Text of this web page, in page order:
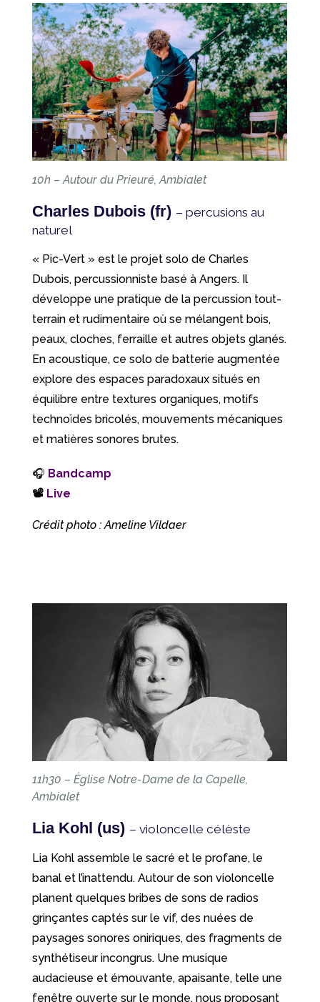
10h – Autour du Prieuré, Ambialet
Charles Dubois (fr) – percusions au
naturel
« Pic-Vert » est le projet solo de Charles
Dubois, percussionniste basé à Angers. Il
développe une pratique de la percussion tout-
terrain et rudimentaire où se mélangent bois,
peaux, cloches, ferraille et autres objets glanés.
En acoustique, ce solo de batterie augmentée
explore des espaces paradoxaux situés en
équilibre entre textures organiques, motifs
technoïdes bricolés, mouvements mécaniques
et matières sonores brutes.
🎧 Bandcamp
📽 Live
Crédit photo : Ameline Vildaer
11h30 – Église Notre-Dame de la Capelle,
Ambialet
Lia Kohl (us) – violoncelle célèste
Lia Kohl assemble le sacré et le profane, le
banal et l’inattendu. Autour de son violoncelle
planent quelques bribes de sons de radios
grinçantes captés sur le vif, des nuées de
paysages sonores oniriques, des fragments de
synthétiseur incongrus. Une musique
audacieuse et émouvante, apaisante, telle une
fenêtre ouverte sur le monde, nous proposant